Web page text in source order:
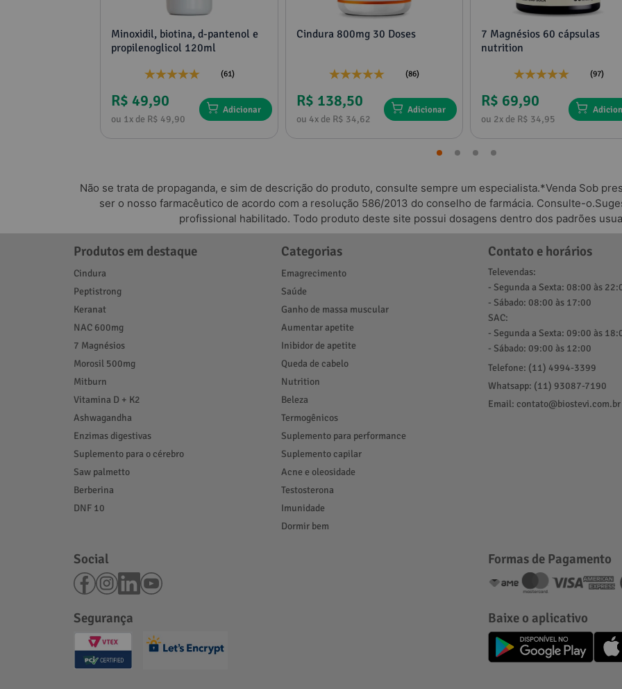
Minoxidil, biotina, d-pantenol e
propilenoglicol 120ml
(61)
R$ 49,90
ou 1x de R$ 49,90
Adicionar
Cindura 800mg 30 Doses
(86)
R$ 138,50
ou 4x de R$ 34,62
Adicionar
7 Magnésios 60 cápsulas
nutrition
(97)
R$ 69,90
ou 2x de R$ 34,95
Não se trata de propaganda, e sim de descrição do produto, consulte sempre um especialista.*Venda Sob
ser o nosso farmacêutico de acordo com a resolução 586/2013 do conselho de farmácia. Consulte-
profissional habilitado. Todo produto deste site possui dosagens dentro dos padrões
Produtos em destaque
Cindura
Peptistrong
Keranat
NAC 600mg
7 Magnésios
Morosil 500mg
Mitburn
Vitamina D + K2
Ashwagandha
Enzimas digestivas
Suplemento para o cérebro
Saw palmetto
Berberina
DNF 10
Categorias
Emagrecimento
Saúde
Ganho de massa muscular
Aumentar apetite
Inibidor de apetite
Queda de cabelo
Nutrition
Beleza
Termogênicos
Suplemento para performance
Suplemento capilar
Acne e oleosidade
Testosterona
Imunidade
Dormir bem
Contato e horários
Televendas:
- Segunda a Sexta: 08:00 às
- Sábado: 08:00 às 17:00
SAC:
- Segunda a Sexta: 09:00 às
- Sábado: 09:00 às 12:00
Telefone: (11) 4994-3399
Whatsapp: (11) 93087-7190
Email: contato@biostevi.com.br
Social Formas de Pagamento
Segurança Baixe o aplicativo